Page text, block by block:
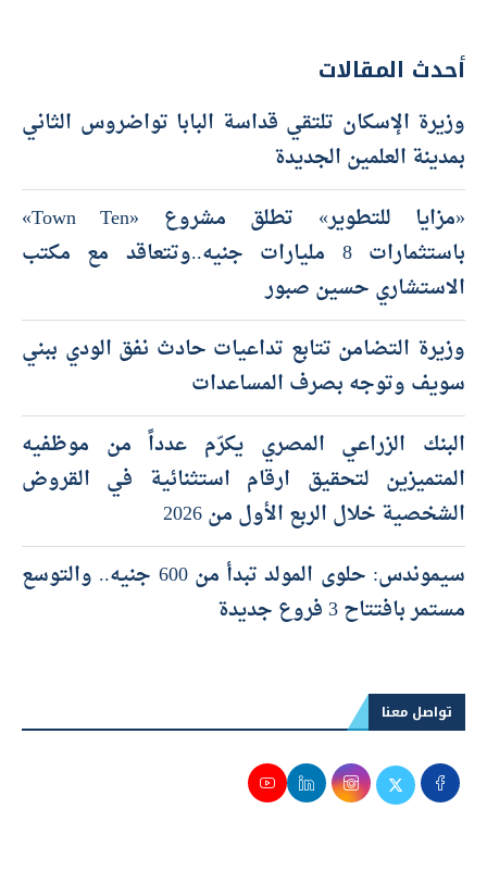
أحدث المقالات
وزيرة الإسكان تلتقي قداسة البابا تواضروس الثاني
بمدينة العلمين الجديدة
«مزايا للتطوير» تطلق مشروع «Town Ten»
باستثمارات 8 مليارات جنيه..وتتعاقد مع مكتب
الاستشاري حسين صبور
وزيرة التضامن تتابع تداعيات حادث نفق الودي ببني
سويف وتوجه بصرف المساعدات
البنك الزراعي المصري يكرّم عدداً من موظفيه
المتميزين لتحقيق ارقام استثنائية في القروض
الشخصية خلال الربع الأول من 2026
سيموندس: حلوى المولد تبدأ من 600 جنيه.. والتوسع
مستمر بافتتاح 3 فروع جديدة
تواصل معنا